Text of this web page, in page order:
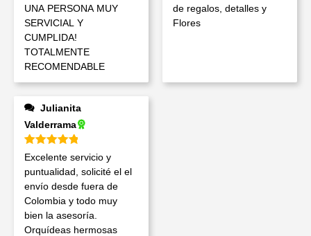
UNA PERSONA MUY
SERVICIAL Y
CUMPLIDA!
TOTALMENTE
RECOMENDABLE
de regalos, detalles y
Flores
Valderrama
Valorado en 5de 5
Excelente servicio y
puntualidad, solicité el el
envío desde fuera de
Colombia y todo muy
bien la asesoría.
Orquídeas hermosas